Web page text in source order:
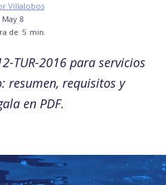
Villalobos
May 8
de 5 min.
TUR-2016 para servicios
resumen, requisitos y
en PDF.